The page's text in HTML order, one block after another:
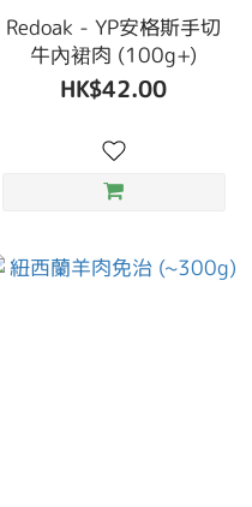
Redoak - YP安格斯手切
牛內裙肉 (100g+)
HK$42.00